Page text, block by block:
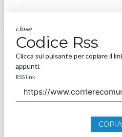
close
Codice Rss
Clicca sul pulsante per copiare il
appunti.
RSS link